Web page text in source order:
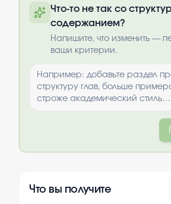
оплаты
Что-то не так со
содержанием?
Напишите, что изменить —
ваши критерии.
Что вы получите